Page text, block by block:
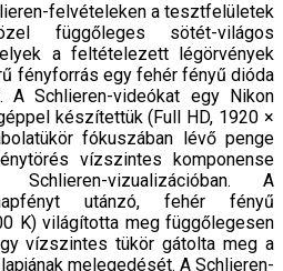
felvételeken a tesztfelületek
függőleges sötét-világos
a feltéte­lezett légörvények
fény­forrás egy fehér fényű dióda
Schlieren-videókat egy Nikon
készítettük (Full HD, 1920 ×
fókuszában lévő penge
vízszintes komponense
vizualizációban. A
utánzó, fehér fényű
K) világította meg függőlegesen
vízszintes tükör gátolta meg a
melegedését. A Schlieren-